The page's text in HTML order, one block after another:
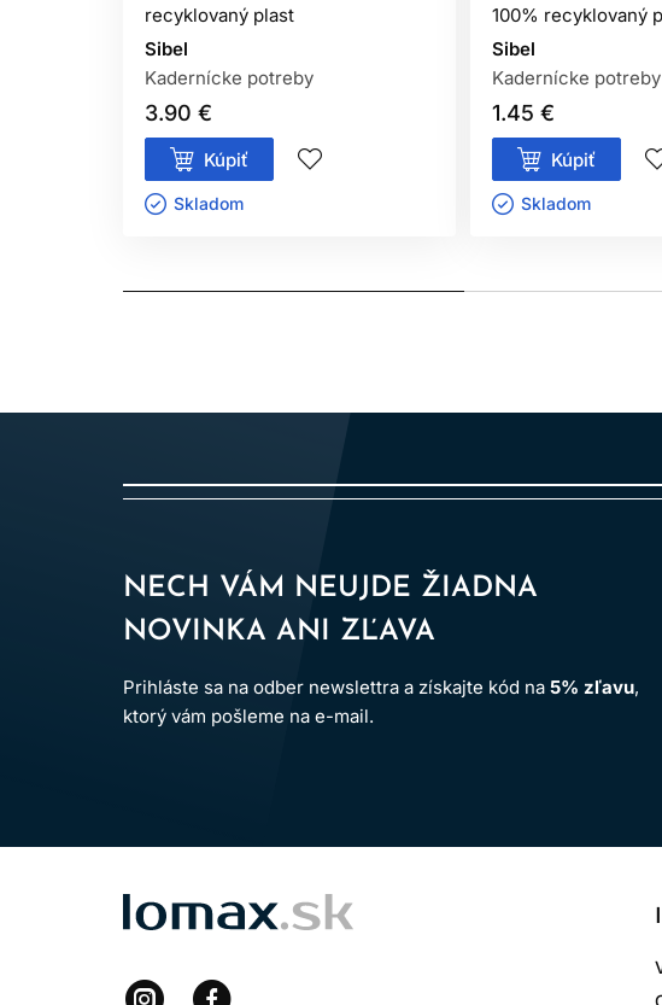
recyklovaný plast
Sibel
Kadernícke potreby
3.90 €
Kúpiť
Skladom ㅤ
100% recyklovaný
Sibel
Kadernícke potreby
1.45 €
Kúpiť
Skladom ㅤ
NECH VÁM NEUJDE ŽIADNA
NOVINKA ANI ZĽAVA
Prihláste sa na odber newslettra a získajte kód na 5% zľavu,
ktorý vám pošleme na e-mail.
LOMAX